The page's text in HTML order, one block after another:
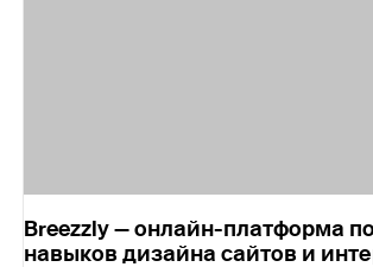
Breezzly — онлайн-платформа
навыков дизайна сайтов и